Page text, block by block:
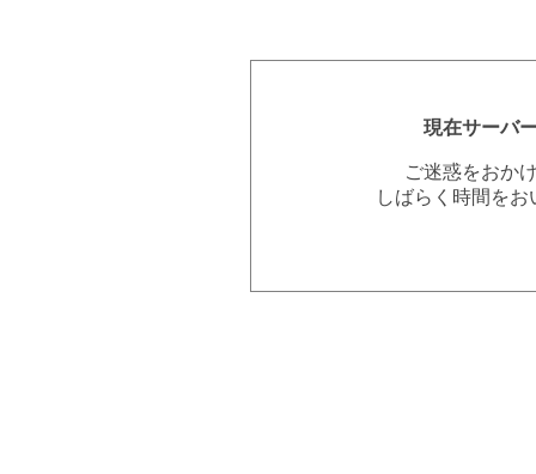
現在サーバ
ご迷惑をおか
しばらく時間を